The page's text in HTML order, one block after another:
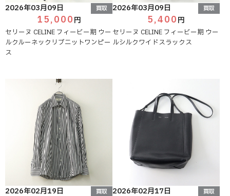
2026年03月09日 買取
15,000円
セリーヌ CELINE フィービー期 ウー
ルクルーネックリブニットワンピー
ス
2026年03月09日 買取
5,400円
セリーヌ CELINE フィービー期 ウー
ルシルクワイドスラックス
2026年02月19日 買取 2026年02月17日 買取